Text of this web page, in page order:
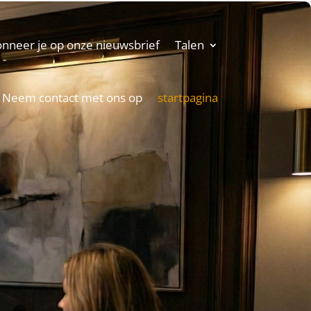
je op onze nieuwsbrief Talen
Neem contact met ons op startpagina